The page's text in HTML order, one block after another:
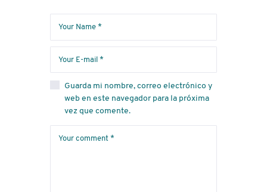
Guarda mi nombre, correo electrónico y
web en este navegador para la próxima
vez que comente.